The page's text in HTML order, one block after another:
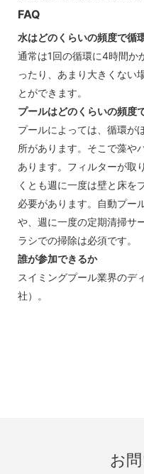
FAQ
水はどのくらいの頻度で循
通常は1回の循環に4時間か
ったり、あまり大きくない
とができます。
プールはどのくらいの頻度
プールによっては、循環が
所があります。そこで藻や
あります。フィルターが取
くとも週に一度は壁と床を
必要があります。自動プー
や、週に一度の定期清掃サ
ラシでの掃除は必須です。
誰が参加できるか
スイミングプール業界のデ
社）。
お